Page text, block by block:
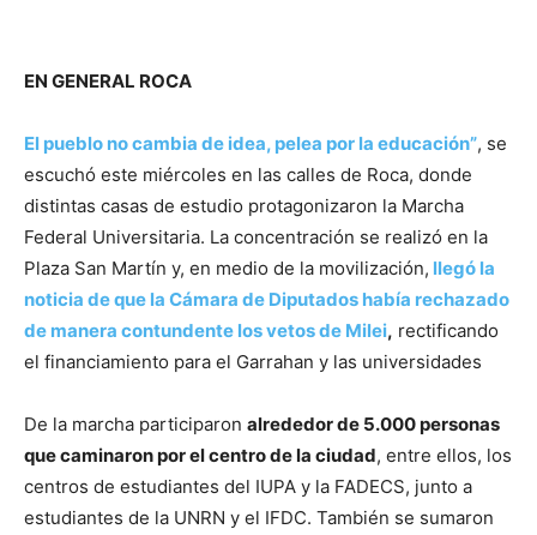
EN GENERAL ROCA
El pueblo no cambia de idea, pelea por la educación”, se
escuchó este miércoles en las calles de Roca, donde
distintas casas de estudio protagonizaron la Marcha
Federal Universitaria. La concentración se realizó en la
Plaza San Martín y, en medio de la movilización, llegó la
noticia de que la Cámara de Diputados había rechazado
de manera contundente los vetos de Milei, rectificando
el financiamiento para el Garrahan y las universidades
De la marcha participaron alrededor de 5.000 personas
que caminaron por el centro de la ciudad, entre ellos, los
centros de estudiantes del IUPA y la FADECS, junto a
estudiantes de la UNRN y el IFDC. También se sumaron